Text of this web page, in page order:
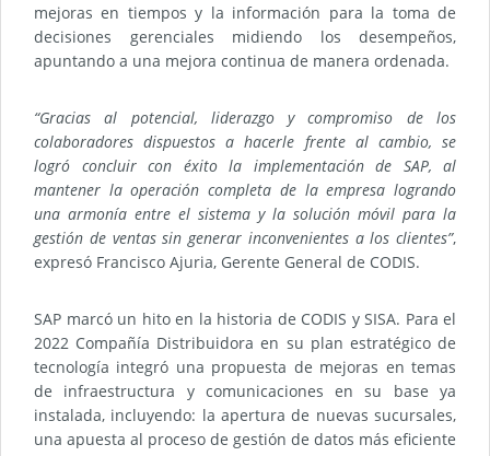
mejoras en tiempos y la información para la toma de
decisiones gerenciales midiendo los desempeños,
apuntando a una mejora continua de manera ordenada.
“Gracias al potencial, liderazgo y compromiso de los
colaboradores dispuestos a hacerle frente al cambio, se
logró concluir con éxito la implementación de SAP, al
mantener la operación completa de la empresa logrando
una armonía entre el sistema y la solución móvil para la
gestión de ventas sin generar inconvenientes a los clientes”,
expresó Francisco Ajuria, Gerente General de CODIS.
SAP marcó un hito en la historia de CODIS y SISA. Para el
2022 Compañía Distribuidora en su plan estratégico de
tecnología integró una propuesta de mejoras en temas
de infraestructura y comunicaciones en su base ya
instalada, incluyendo: la apertura de nuevas sucursales,
una apuesta al proceso de gestión de datos más eficiente